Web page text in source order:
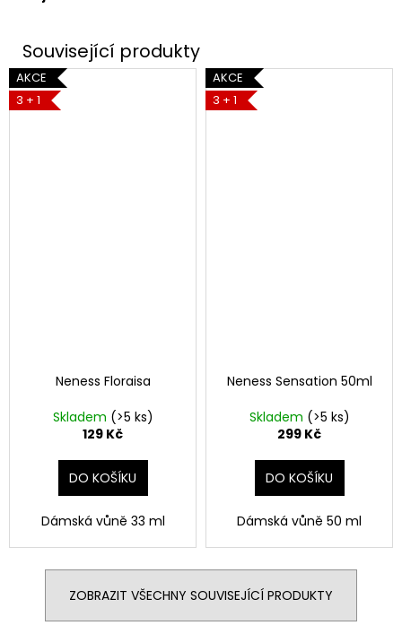
AKCE
3 + 1
Neness Floraisa
Skladem (>5 ks)
129 Kč
DO KOŠÍKU
Dámská vůně 33 ml
AKCE
3 + 1
Neness Sensation 50ml
Skladem (>5 ks)
299 Kč
DO KOŠÍKU
Dámská vůně 50 ml
ZOBRAZIT VŠECHNY SOUVISEJÍCÍ PRODUKTY